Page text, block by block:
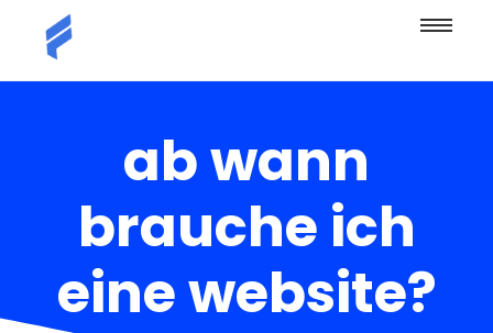
ab wann
brauche ich
eine website?